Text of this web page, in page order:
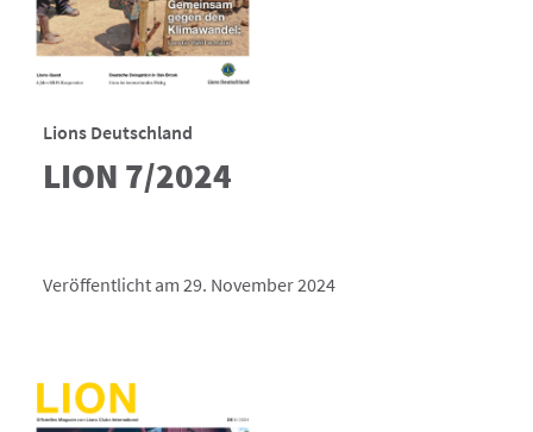
Lions Deutschland
LION 7/2024
Veröffentlicht am 29. November 2024